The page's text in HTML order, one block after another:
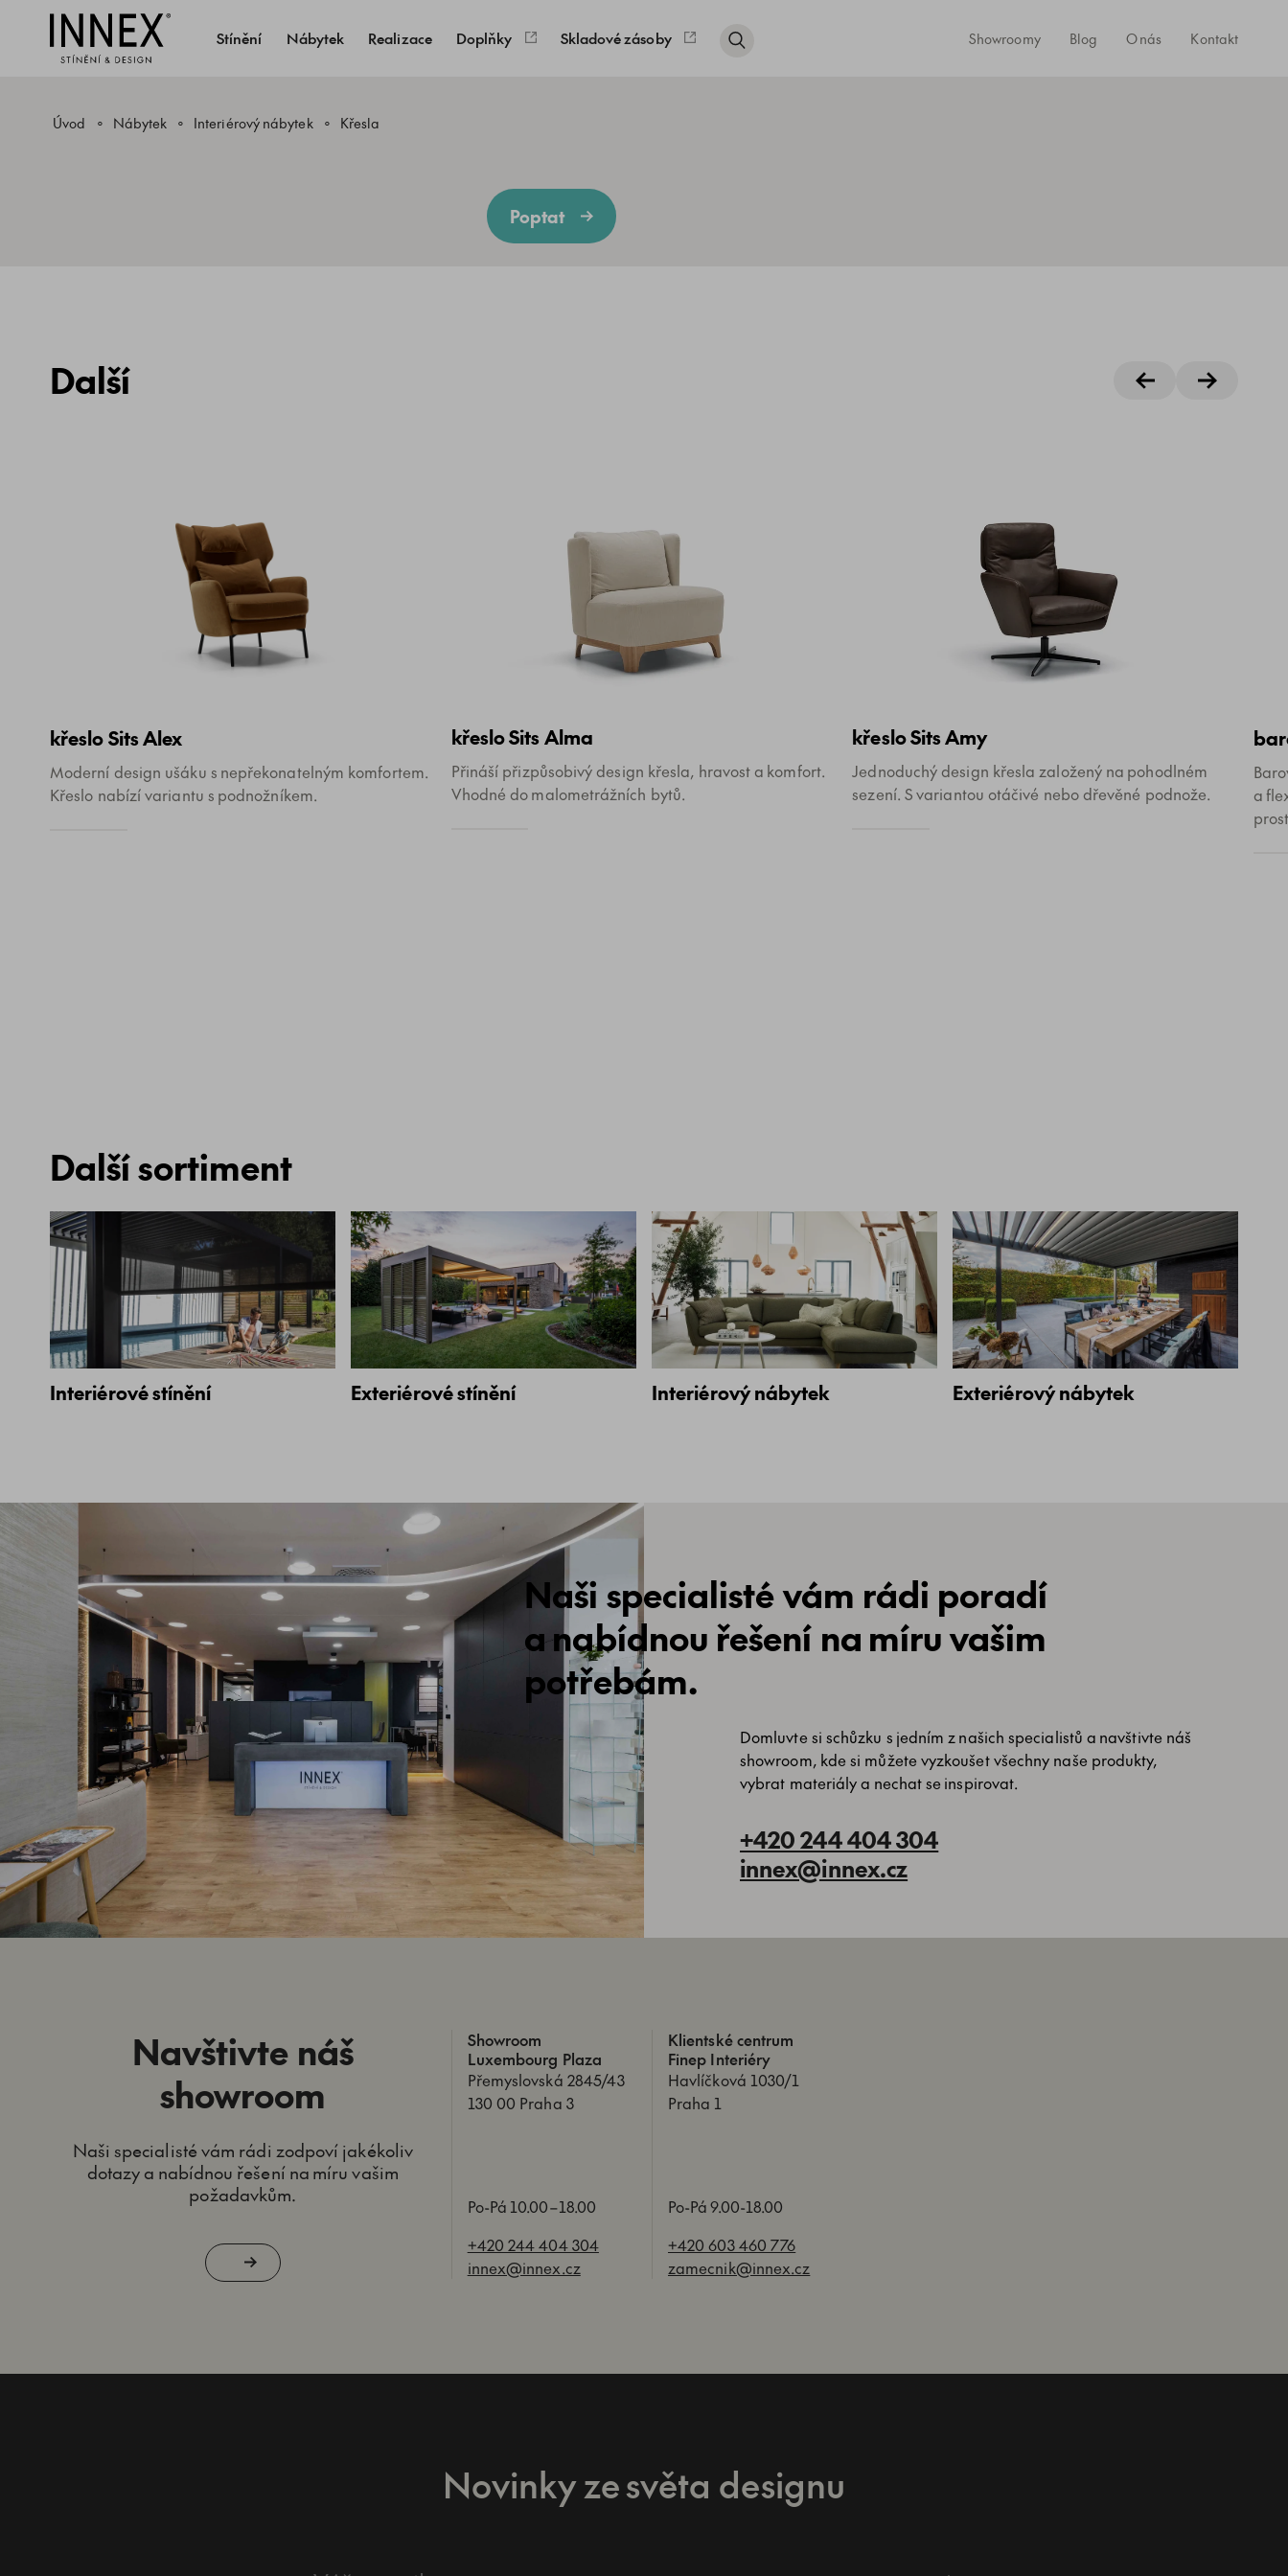
Stínění Nábytek Realizace Doplňky Skladové zásoby Showroomy Blog O nás Kontakt
Úvod Nábytek Interiérový nábytek Křesla
Poptat
Další
křeslo Sits Alex
Moderní design ušáku s nepřekonatelným komfortem.
Křeslo nabízí variantu s podnožníkem.
křeslo Sits Alma
Přináší přizpůsobivý design křesla, hravost a komfort.
Vhodné do malometrážních bytů.
křeslo Sits Amy
Jednoduchý design křesla založený na pohodlném
sezení. S variantou otáčivé nebo dřevěné podnože.
a
Další sortiment
Interiérové stínění Exteriérové stínění Interiérový nábytek Exteriérový nábytek
Naši specialisté vám rádi poradí
a nabídnou řešení na míru vašim
potřebám.
Domluvte si schůzku s jedním z našich specialistů a navštivte náš
showroom, kde si můžete vyzkoušet všechny naše produkty,
vybrat materiály a nechat se inspirovat.
+420 244 404 304
innex@innex.cz
Navštivte náš
showroom
Naši specialisté vám rádi zodpoví jakékoliv
dotazy a nabídnou řešení na míru vašim
požadavkům.
Showroom
Luxembourg Plaza
Přemyslovská 2845/43
130 00 Praha 3
Po-Pá 10.00–18.00
+420 244 404 304
innex@innex.cz
Klientské centrum
Finep Interiéry
Havlíčková 1030/1
Praha 1
Po-Pá 9.00-18.00
+420 603 460 776
zamecnik@innex.cz
Novinky ze světa designu